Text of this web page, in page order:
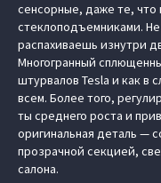
сенсорные, даже те,
стеклоподъемниками.
распахиваешь изнутри
Многогранный
штурвалов Tesla и как в
всем. Более того,
ты среднего роста и
оригинальная деталь —
прозрачной секцией,
салона.